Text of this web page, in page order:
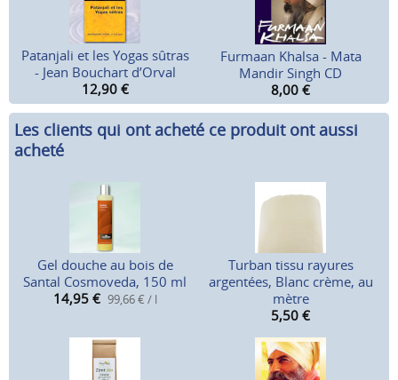
Patanjali et les Yogas sûtras
- Jean Bouchart d’Orval
12,90 €
Furmaan Khalsa - Mata
Mandir Singh CD
8,00 €
Les clients qui ont acheté ce produit ont aussi
acheté
Gel douche au bois de
Santal Cosmoveda, 150 ml
14,95 € 99,66 € / l
Turban tissu rayures
argentées, Blanc crème, au
mètre
5,50 €